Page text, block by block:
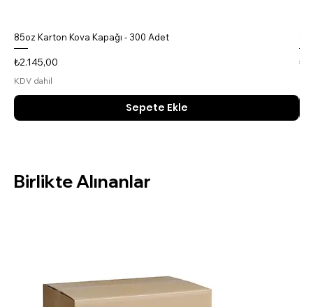
85oz Karton Kova Kapağı - 300 Adet
Fiyat
₺2.145,00
KDV dahil
Sepete Ekle
Birlikte Alınanlar